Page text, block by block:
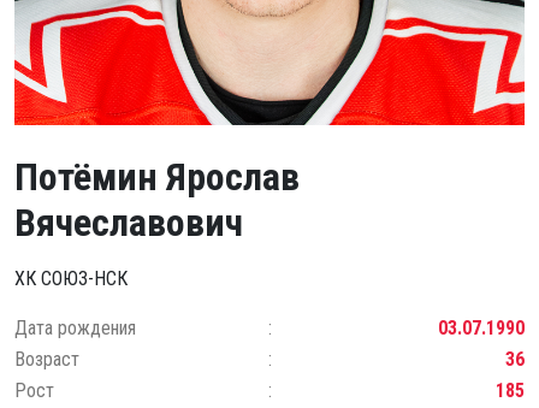
Потёмин Ярослав
Вячеславович
ХК СОЮЗ-НСК
Дата рождения
03.07.1990
Возраст
36
Рост
185